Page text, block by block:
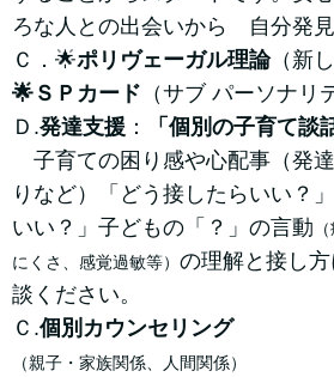
ろな人との出会いから 自分発見
Ｃ．🌟ポリヴェーガル理論（新
🌟ＳＰカード （サブ パーソナリ
Ｄ.発達支援 ：
「個別の子育て
子育ての困り感や心配事（発
りなど）
「どう接したらいい？
いい？」子どもの「？」の言動
にくさ、感覚過敏等） の理解と接し
談ください。
Ｃ.個別カウンセリング
（親子・家族関係、人間関係）